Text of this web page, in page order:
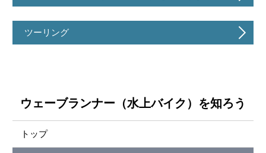
ツーリング
ウェーブランナー（水上バイク）を知ろう
トップ